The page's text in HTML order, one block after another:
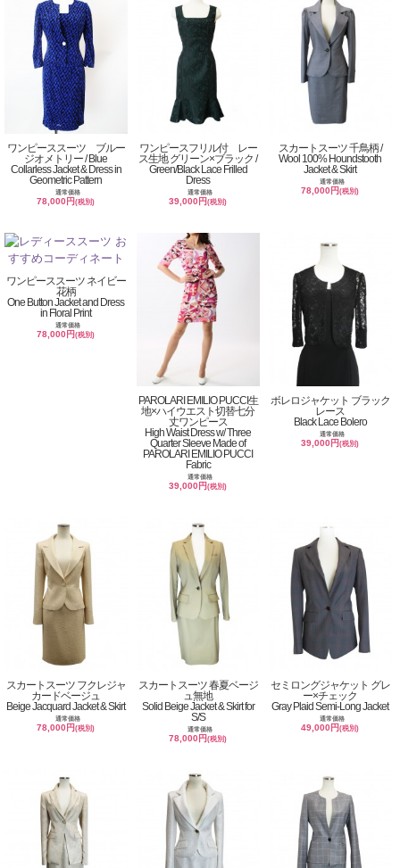
ワンピーススーツ ブルー
ジオメトリー / Blue
Collarless Jacket & Dress in
Geometric Pattern
通常価格
78,000円(税別)
ワンピースフリル付 レー
ス生地 グリーン×ブラック /
Green/Black Lace Frilled
Dress
通常価格
39,000円(税別)
スカートスーツ 千鳥柄 /
Wool 100% Houndstooth
Jacket & Skirt
通常価格
78,000円(税別)
ワンピーススーツ ネイビー
花柄
One Button Jacket and Dress
in Floral Print
通常価格
78,000円(税別)
PAROLARI EMILIO PUCCI生
地×ハイウエスト切替七分
丈ワンピース
High Waist Dress w/ Three
Quarter Sleeve Made of
PAROLARI EMILIO PUCCI
Fabric
通常価格
39,000円(税別)
ボレロジャケット ブラック
レース
Black Lace Bolero
通常価格
39,000円(税別)
スカートスーツ フクレジャ
カードベージュ
Beige Jacquard Jacket & Skirt
通常価格
78,000円(税別)
スカートスーツ 春夏ベージ
ュ無地
Solid Beige Jacket & Skirt for
S/S
通常価格
78,000円(税別)
セミロングジャケット グレ
ー×チェック
Gray Plaid Semi-Long Jacket
通常価格
49,000円(税別)